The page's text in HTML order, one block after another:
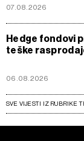
07.08.2026
Hedge fondovi
teške
06.08.2026
SVE VIJESTI IZ RUBRIKE